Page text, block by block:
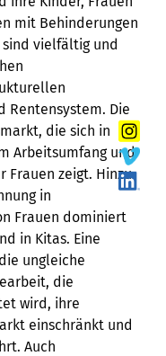
mit Behinderungen
sind vielfältig und
Rentensystem. Die
die sich in
Arbeitsumfang und
Frauen zeigt. Hinzu
in
Frauen dominiert
in Kitas. Eine
ungleiche
die
wird, ihre
einschränkt und
Auch